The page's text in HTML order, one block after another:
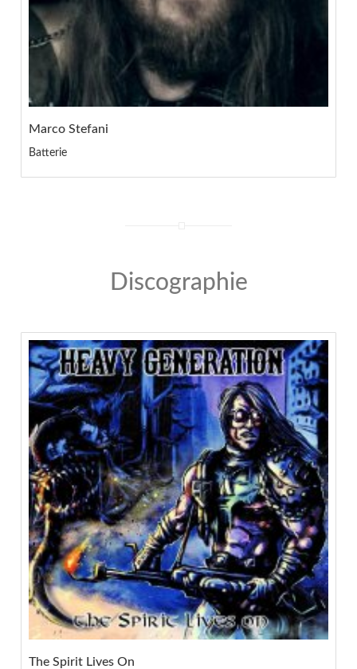
Marco Stefani
Batterie
Discographie
The Spirit Lives On